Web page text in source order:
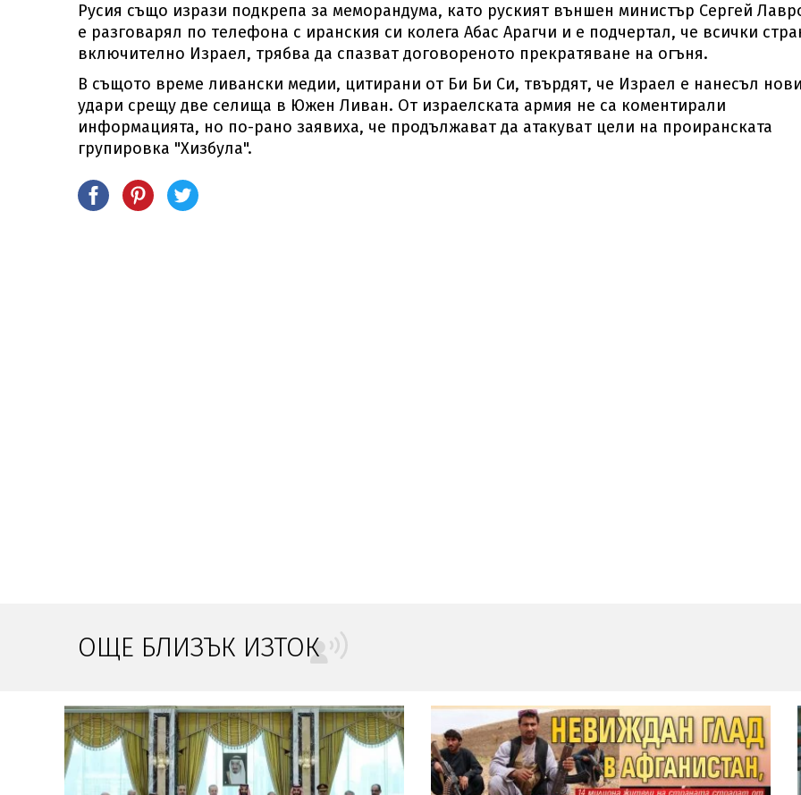
Русия също изрази подкрепа за меморандума, като руският външен министър Сергей
е разговарял по телефона с иранския си колега Абас Арагчи и е подчертал, че всички
включително Израел, трябва да спазват договореното прекратяване на огъня.
В същото време ливански медии, цитирани от Би Би Си, твърдят, че Израел е нанесъл нови
удари срещу две селища в Южен Ливан. От израелската армия не са коментирали
информацията, но по-рано заявиха, че продължават да атакуват цели на проиранската
групировка "Хизбула".
ОЩЕ БЛИЗЪК ИЗТОК